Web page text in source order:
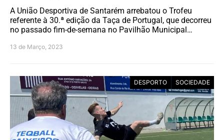
A União Desportiva de Santarém arrebatou o Trofeu
referente à 30.ª edição da Taça de Portugal, que decorreu
no passado fim-de-semana no Pavilhão Municipal…
13 de Março, 2023
DESPORTO SOCIEDADE